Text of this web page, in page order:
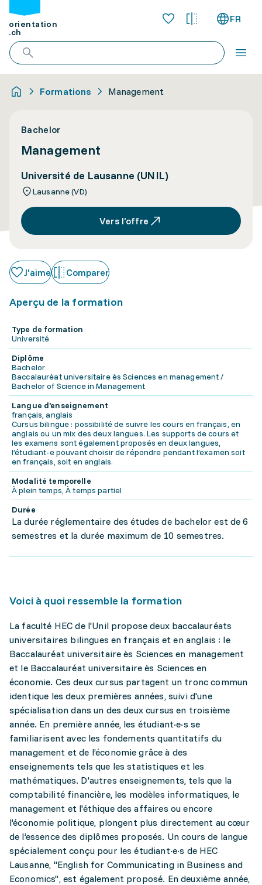
orientation
.ch
FR
Formations Management
Bachelor
Management
Université de Lausanne (UNIL)
Lausanne (VD)
Vers l’offre
J'aime Comparer
Aperçu de la formation
Type de formation
Université
Diplôme
Bachelor
Baccalauréat universitaire ès Sciences en management /
Bachelor of Science in Management
Langue d'enseignement
français, anglais
Cursus bilingue : possibilité de suivre les cours en français, en
anglais ou un mix des deux langues. Les supports de cours et
les examens sont également proposés en deux langues,
l’étudiant-e pouvant choisir de répondre pendant l’examen soit
en français, soit en anglais.
Modalité temporelle
À plein temps, À temps partiel
Durée
La durée réglementaire des études de bachelor est de 6
semestres et la durée maximum de 10 semestres.
Voici à quoi ressemble la formation
La faculté HEC de l'Unil propose deux baccalauréats
universitaires bilingues en français et en anglais : le
Baccalauréat universitaire ès Sciences en management
et le Baccalauréat universitaire ès Sciences en
économie. Ces deux cursus partagent un tronc commun
identique les deux premières années, suivi d'une
spécialisation dans un des deux cursus en troisième
année. En première année, les étudiant·e·s se
familiarisent avec les fondements quantitatifs du
management et de l’économie grâce à des
enseignements tels que les statistiques et les
mathématiques. D'autres enseignements, tels que la
comptabilité financière, les modèles informatiques, le
management et l'éthique des affaires ou encore
l'économie politique, plongent plus directement au cœur
de l’essence des diplômes proposés. Un cours de langue
spécialement conçu pour les étudiant·e·s de HEC
Lausanne, "English for Communicating in Business and
Economics", est également proposé. En deuxième année,